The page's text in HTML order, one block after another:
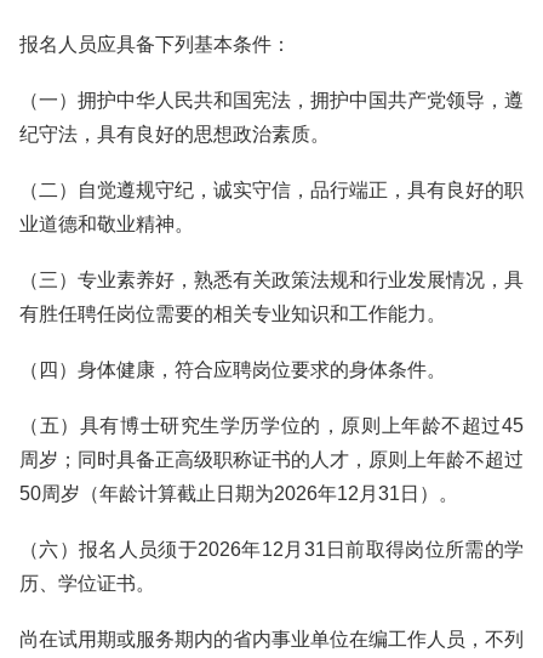
报名人员应具备下列基本条件：
（一）拥护中华人民共和国宪法，拥护中国共产党领导，遵
纪守法，具有良好的思想政治素质。
（二）自觉遵规守纪，诚实守信，品行端正，具有良好的职
业道德和敬业精神。
（三）专业素养好，熟悉有关政策法规和行业发展情况，具
有胜任聘任岗位需要的相关专业知识和工作能力。
（四）身体健康，符合应聘岗位要求的身体条件。
（五）具有博士研究生学历学位的，原则上年龄不超过45
周岁；同时具备正高级职称证书的人才，原则上年龄不超过
50周岁（年龄计算截止日期为2026年12月31日）。
（六）报名人员须于2026年12月31日前取得岗位所需的学
历、学位证书。
尚在试用期或服务期内的省内事业单位在编工作人员，不列